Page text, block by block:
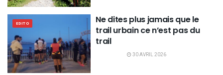
EDITO
Ne dites plus jamais que le
trail urbain ce n’est pas du
trail
30 AVRIL 2026